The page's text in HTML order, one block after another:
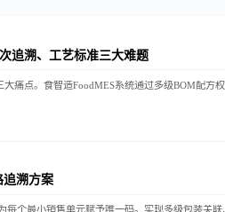
追溯、工艺标准三大难题
追溯方案